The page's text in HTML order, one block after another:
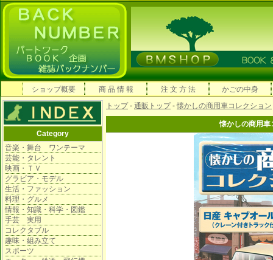
ショップ概要 商 品 情 報 注 文 方 法 かごの中身
Category
音楽・舞台 ワンテーマ
芸能・タレント
映画・ＴＶ
グラビア・モデル
生活・ファッション
料理・グルメ
情報・知識・科学・図鑑
手芸 実用
コレクタブル
趣味・組み立て
スポーツ
トップ- 通販トップ- 懐かしの商用車コレクション
懐かしの商用